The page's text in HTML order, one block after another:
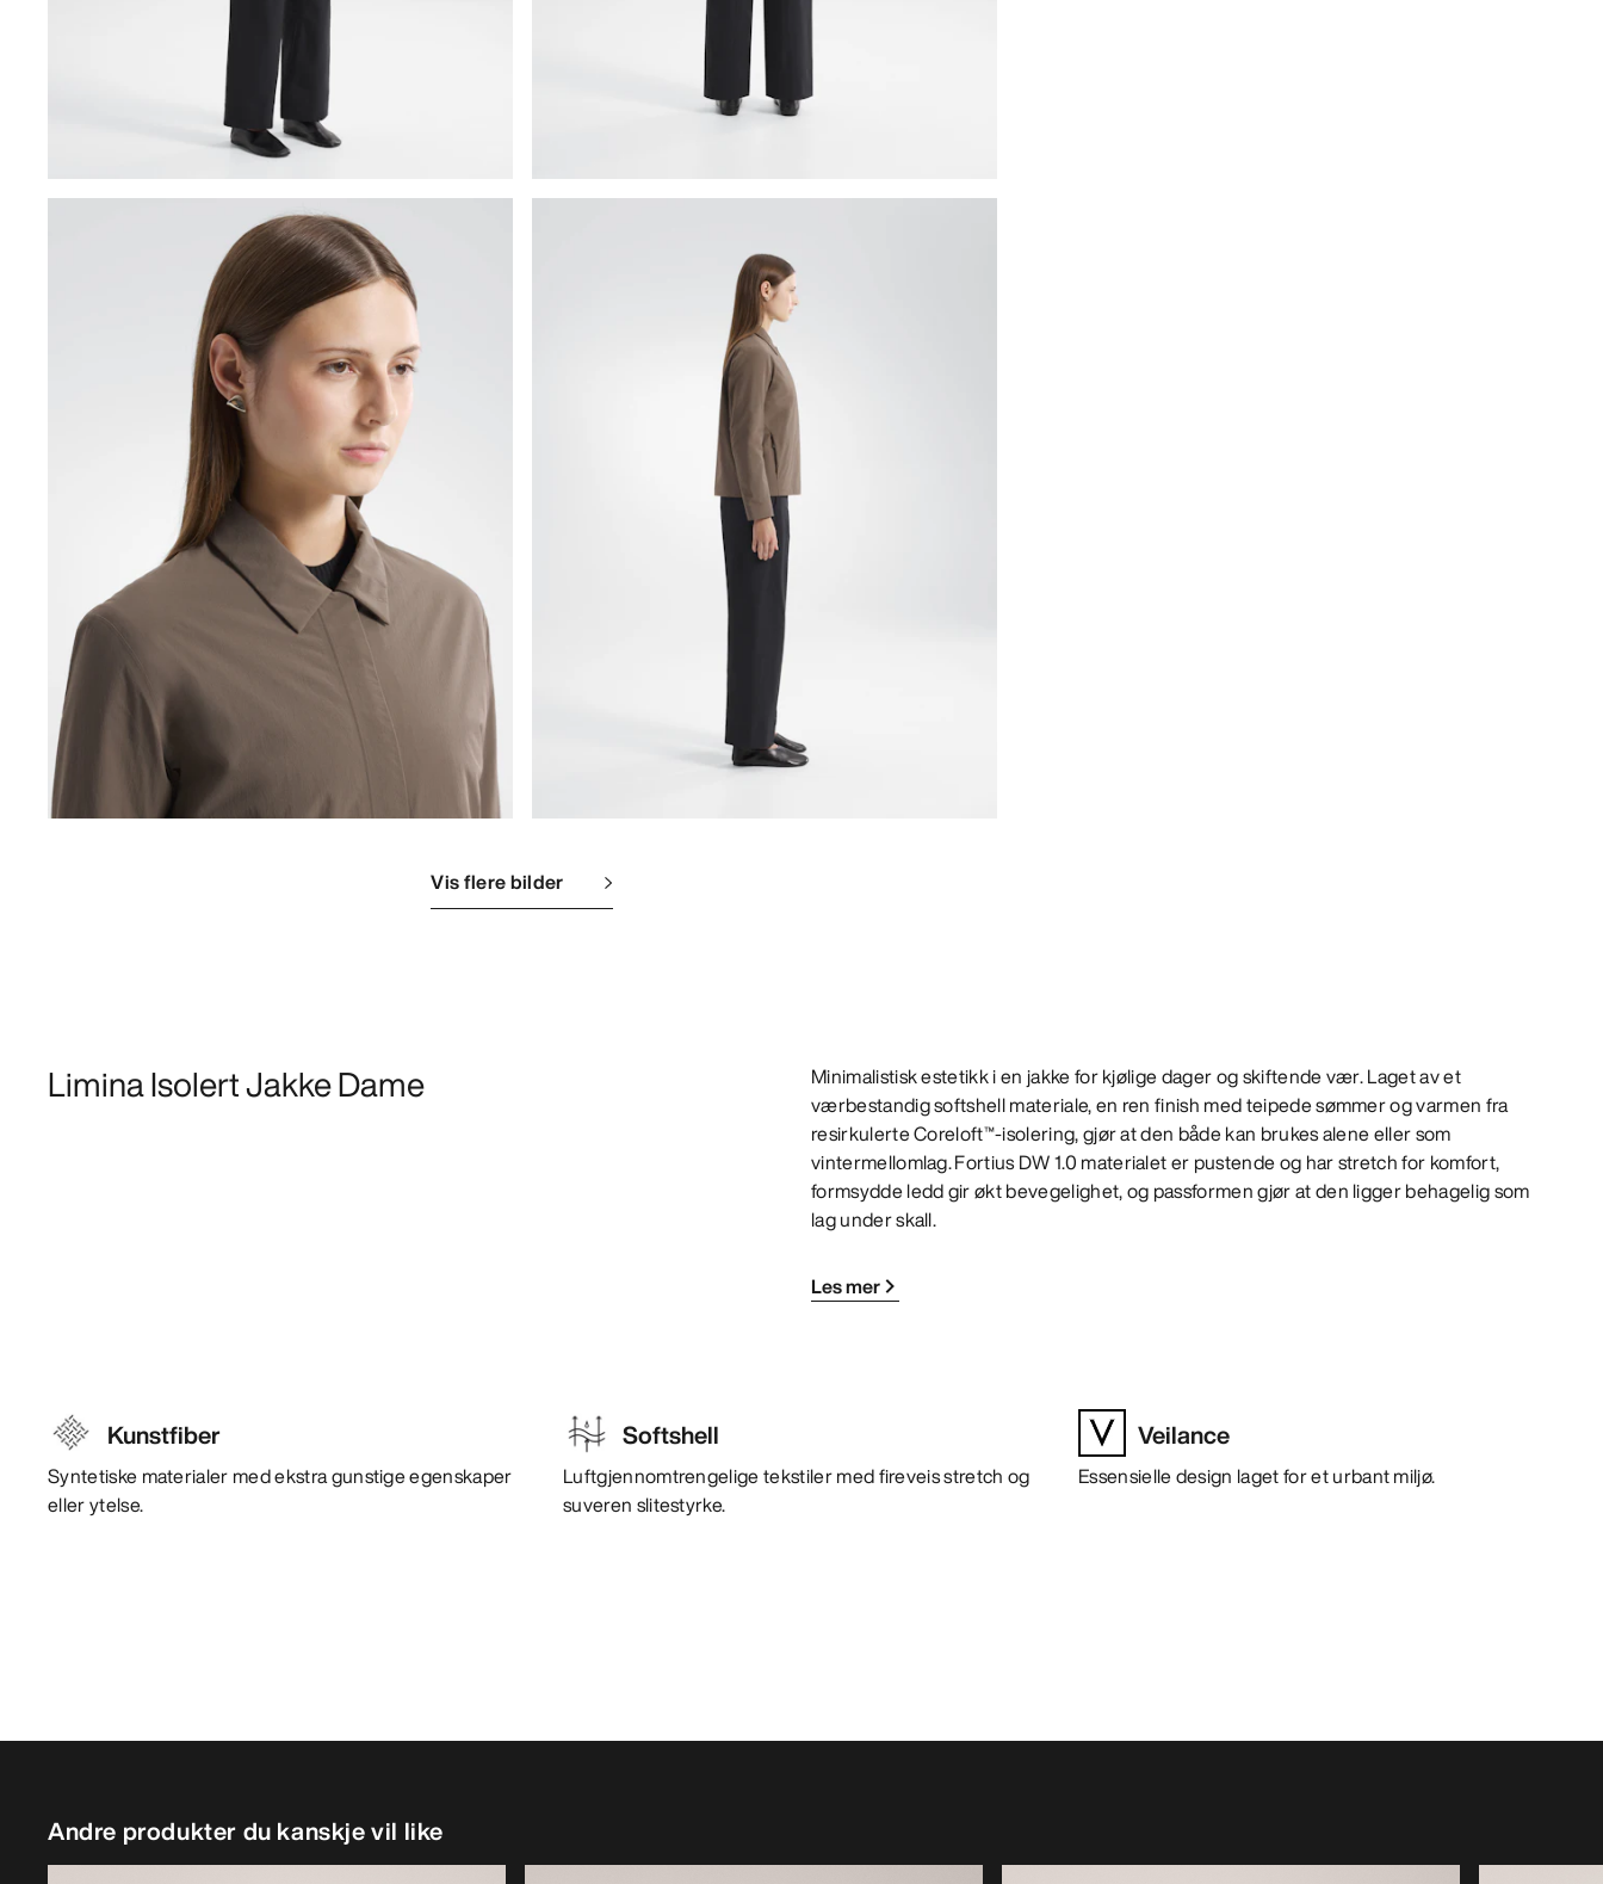
Vis flere bilder
Limina Isolert Jakke Dame
Minimalistisk estetikk i en jakke for kjølige dager og skiftende vær. Laget av et
værbestandig softshell materiale, en ren finish med teipede sømmer og varmen fra
resirkulerte Coreloft™-isolering, gjør at den både kan brukes alene eller som
vintermellomlag. Fortius DW 1.0 materialet er pustende og har stretch for komfort,
formsydde ledd gir økt bevegelighet, og passformen gjør at den ligger behagelig som
lag under skall.
Les mer
Kunstfiber
Syntetiske materialer med ekstra gunstige egenskaper
eller ytelse.
Softshell
Luftgjennomtrengelige tekstiler med fireveis stretch og
suveren slitestyrke.
Veilance
Essensielle design laget for et urbant miljø.
Andre produkter du kanskje vil like